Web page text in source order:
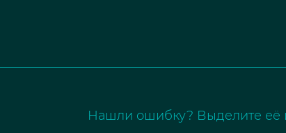
Нашли ошибку? Выделите её